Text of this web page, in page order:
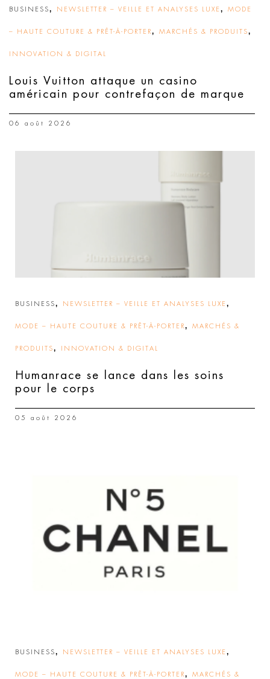
BUSINESS, NEWSLETTER – VEILLE ET ANALYSES LUXE , MODE
– HAUTE COUTURE & PRÊT-À-PORTER, MARCHÉS & PRODUITS,
INNOVATION & DIGITAL
Louis Vuitton attaque un casino
américain pour contrefaçon de marque
06 août 2026
BUSINESS, NEWSLETTER – VEILLE ET ANALYSES LUXE ,
MODE – HAUTE COUTURE & PRÊT-À-PORTER, MARCHÉS &
PRODUITS, INNOVATION & DIGITAL
Humanrace se lance dans les soins
pour le corps
05 août 2026
BUSINESS, NEWSLETTER – VEILLE ET ANALYSES LUXE ,
MODE – HAUTE COUTURE & PRÊT-À-PORTER, MARCHÉS &